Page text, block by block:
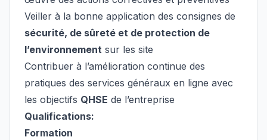
Veiller à la bonne application des consignes de
sécurité, de sûreté et de protection de
l’environnement sur les site
Contribuer à l’amélioration continue des
pratiques des services généraux en ligne avec
les objectifs QHSE de l’entreprise
Qualifications:
Formation